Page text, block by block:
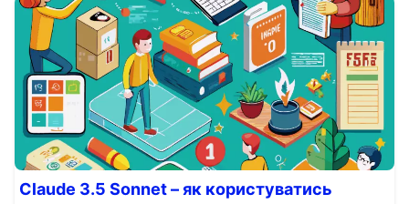
Claude 3.5 Sonnet – як користуватись